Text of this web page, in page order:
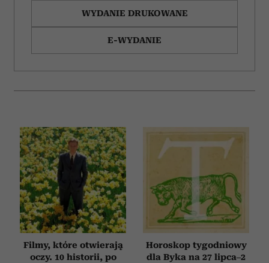
WYDANIE DRUKOWANE
E-WYDANIE
Filmy, które otwierają
oczy. 10 historii, po
Horoskop tygodniowy
dla Byka na 27 lipca–2